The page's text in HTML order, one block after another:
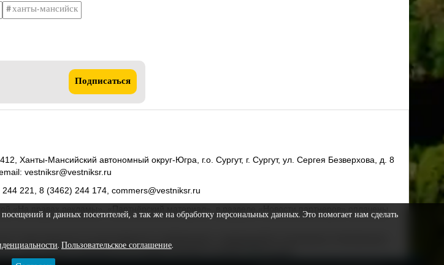
ханты-мансийск
Подписаться
Ханты-Мансийский автономный округ-Югра, г.о. Сургут, г. Сургут, ул. Сергея Безверхова, д. 8
vestniksr@vestniksr.ru
221, 8 (3462) 244 174, commers@vestniksr.ru
этим значком публикуются на правах рекламы копирайт
и данных посетителей, а так же на обработку персональных данных. Это помогает нам сделать
. Пользовательское соглашение.